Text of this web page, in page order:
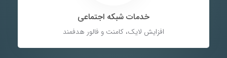
خدمات شبکه اجتماعی
افزایش لایک، کامنت و فالور هدفمند